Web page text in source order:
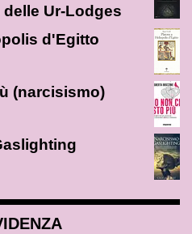
Ur-Lodges
d'Egitto
(narcisismo)